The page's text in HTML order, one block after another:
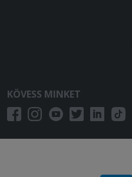
KÖVESS MINKET